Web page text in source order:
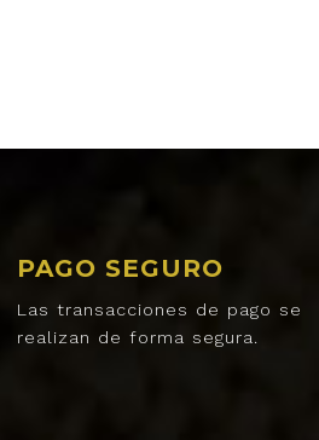
PAGO SEGURO
Las transacciones de pago se
realizan de forma segura.